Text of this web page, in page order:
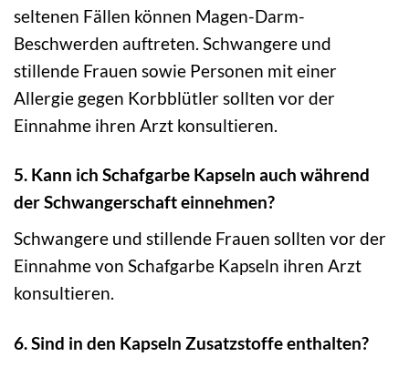
seltenen Fällen können Magen-Darm-
Beschwerden auftreten. Schwangere und
stillende Frauen sowie Personen mit einer
Allergie gegen Korbblütler sollten vor der
Einnahme ihren Arzt konsultieren.
5. Kann ich Schafgarbe Kapseln auch während
der Schwangerschaft einnehmen?
Schwangere und stillende Frauen sollten vor der
Einnahme von Schafgarbe Kapseln ihren Arzt
konsultieren.
6. Sind in den Kapseln Zusatzstoffe enthalten?